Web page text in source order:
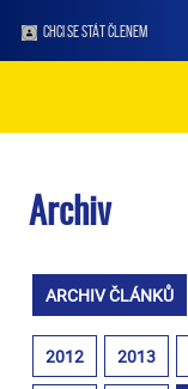
CHCI SE STÁT ČLENEM
Archiv
ARCHIV ČLÁNKŮ
2012 2013